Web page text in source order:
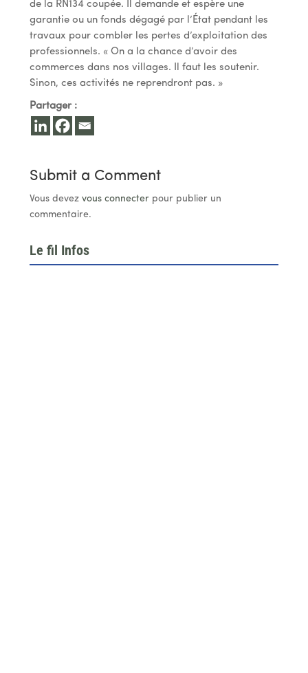
de la RN134 coupée. Il demande et espère une
garantie ou un fonds dégagé par l’État pendant les
travaux pour combler les pertes d’exploitation des
professionnels. « On a la chance d’avoir des
commerces dans nos villages. Il faut les soutenir.
Sinon, ces activités ne reprendront pas. »
Partager :
Submit a Comment
Vous devez vous connecterpour publier un
commentaire.
Le fil Infos